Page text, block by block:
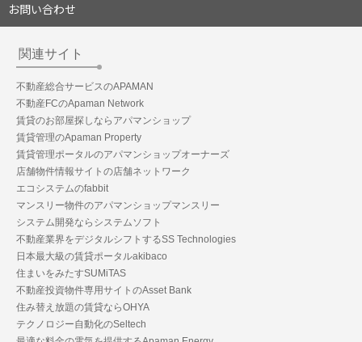
お問い合わせ
関連サイト
不動産総合サービスのAPAMAN
不動産FCのApaman Network
賃貸のお部屋探しならアパマンショップ
賃貸管理のApaman Property
賃貸管理ポータルのアパマンショップオーナーズ
店舗物件情報サイトの店舗ネットワーク
エコシステムのfabbit
マンスリー物件のアパマンショップマンスリー
システム開発ならシステムソフト
不動産業界をデジタルシフトするSS Technologies
日本最大級の賃貸ポータルakibaco
住まいをみたすSUMiTAS
不動産投資物件専用サイトのAsset Bank
住み替え放題の賃貸ならOHYA
テクノロジー自動化のSeltech